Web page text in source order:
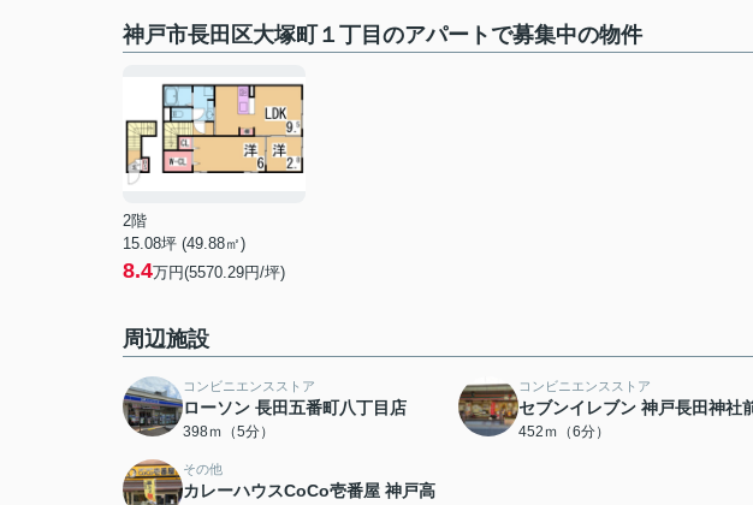
神戸市長田区大塚町１丁目のアパートで募集中の物件
2階
15.08坪 (49.88㎡)
8.4万円(5570.29円/坪)
周辺施設
コンビニエンスストア
ローソン 長田五番町八丁目店
398ｍ（5分）
コンビニエンスストア
セブンイレブン 神戸長田神社
452ｍ（6分）
その他
カレーハウスCoCo壱番屋 神戸高